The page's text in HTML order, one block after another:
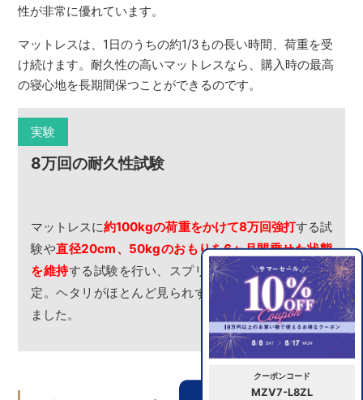
クーポンコード
MZV7-L8ZL
性が非常に優れています。
マットレスは、1日のうちの約1/3もの長い時間、荷重を受
け続けます。耐久性の高いマットレスなら、購入時の最高
の寝心地を長期間保つことができるのです。
実験
8万回の耐久性試験
マットレスに約100kgの荷重をかけて8万回強打する試
験や直径20cm、50kgのおもりを6ヶ月間乗せた状態
を維持する試験を行い、スプリングのヘタリ具合を測
定。ヘタリがほとんど見られず耐久性の高さを証明し
ました。